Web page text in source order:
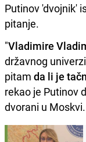
Putinov 'dvojnik'
pitanje.
"Vladimire
državnog
pitam da li je
rekao je Putinov
dvorani u Moskvi.